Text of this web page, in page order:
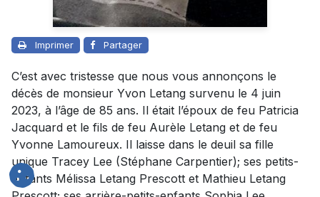
Imprimer Partager
C’est avec tristesse que nous vous annonçons le
décès de monsieur Yvon Letang survenu le 4 juin
2023, à l’âge de 85 ans. Il était l’époux de feu Patricia
Jacquard et le fils de feu Aurèle Letang et de feu
Yvonne Lamoureux. Il laisse dans le deuil sa fille
unique Tracey Lee (Stéphane Carpentier); ses petits-
enfants Mélissa Letang Prescott et Mathieu Letang